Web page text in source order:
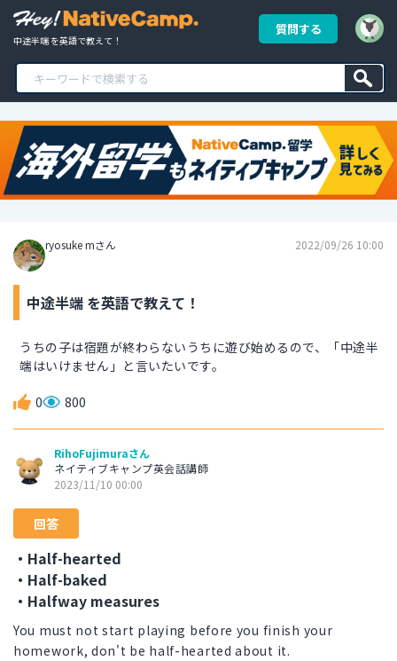
中途半端 を英語で教えて！
質問する
ryosuke mさん 2022/09/26 10:00
中途半端 を英語で教えて！
うちの子は宿題が終わらないうちに遊び始めるので、「中途半
端はいけません」と言いたいです。
0 800
RihoFujimuraさん
ネイティブキャンプ英会話講師
2023/11/10 00:00
回答
・Half-hearted
・Half-baked
・Halfway measures
You must not start playing before you finish your
homework, don't be half-hearted about it.